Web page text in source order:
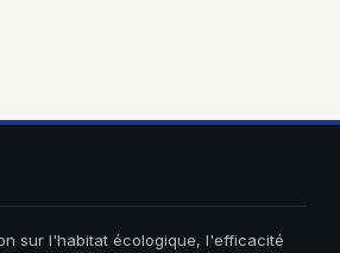
sur l'habitat écologique, l'efficacité